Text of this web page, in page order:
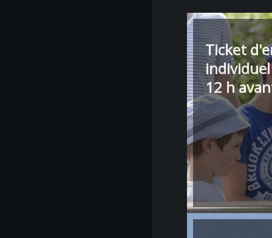
Ticket
12 h